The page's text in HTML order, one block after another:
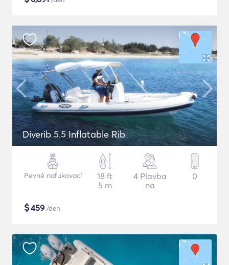
Diverib 5.5 Inflatable Rib
Pevné nafukovací
18 ft
5 m
4 Plavba
na
0
$459 /den